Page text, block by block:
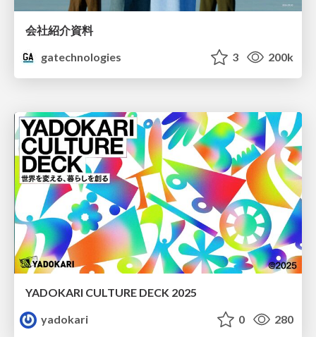
会社紹介資料
gatechnologies
3 200k
YADOKARI CULTURE DECK 2025
yadokari
0 280